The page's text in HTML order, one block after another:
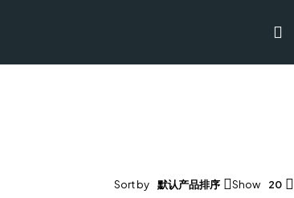
Sort by 默认产品排序 Show 20